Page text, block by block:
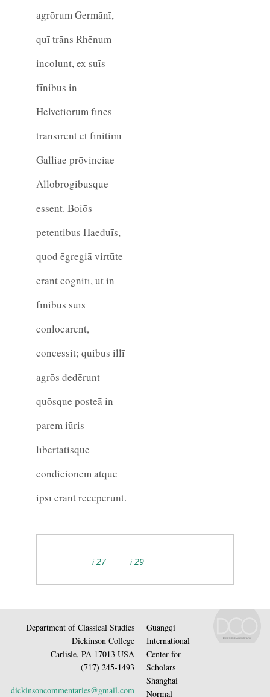
agrōrum Germānī,
quī trāns Rhēnum
incolunt, ex suīs
fīnibus in
Helvētiōrum fīnēs
trānsīrent et fīnitimī
Galliae prōvinciae
Allobrogibusque
essent. Boiōs
petentibus Haeduīs,
quod ēgregiā virtūte
erant cognitī, ut in
fīnibus suīs
conlocārent,
concessit; quibus illī
agrōs dedērunt
quōsque posteā in
parem iūris
lībertātisque
condiciōnem atque
ipsī erant recēpērunt.
i 27 i 29
Department of Classical Studies
Dickinson College
Carlisle, PA 17013 USA
(717) 245-1493
dickinsoncommentaries@gmail.com
Guangqi
International
Center for
Scholars
Shanghai
Normal